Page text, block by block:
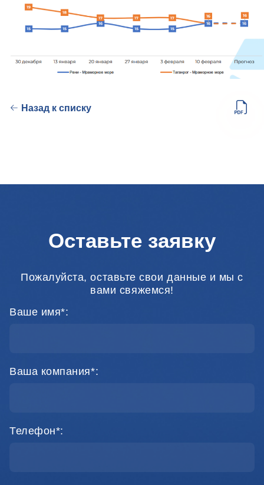
Назад к списку
Оставьте заявку
Пожалуйста, оставьте свои данные и мы с
вами свяжемся!
Ваше имя*:
Ваша компания*:
Телефон*: